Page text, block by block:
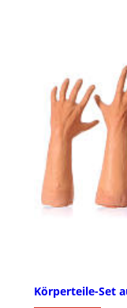
Körperteile-Set